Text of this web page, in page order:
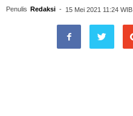
Penulis Redaksi - 15 Mei 2021 11:24 WIB